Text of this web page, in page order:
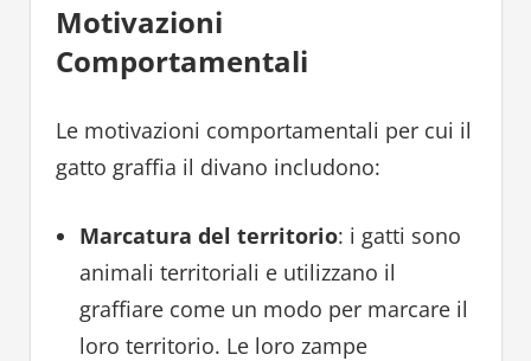
Motivazioni
Comportamentali
Le motivazioni comportamentali per cui il
gatto graffia il divano includono:
Marcatura del territorio: i gatti sono
animali territoriali e utilizzano il
graffiare come un modo per marcare il
loro territorio. Le loro zampe